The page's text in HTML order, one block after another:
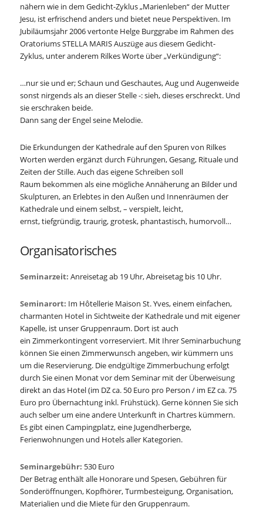
nähern wie in dem Gedicht-Zyklus „Marienleben“ der Mutter
Jesu, ist erfrischend anders und bietet neue Perspektiven. Im
Jubiläumsjahr 2006 vertonte Helge Burggrabe im Rahmen des
Oratoriums STELLA MARIS Auszüge aus diesem Gedicht-
Zyklus, unter anderem Rilkes Worte über „Verkündigung“:
…nur sie und er; Schaun und Geschautes, Aug und Augenweide
sonst nirgends als an dieser Stelle -: sieh, dieses erschreckt. Und
sie erschraken beide.
Dann sang der Engel seine Melodie.
Die Erkundungen der Kathedrale auf den Spuren von Rilkes
Worten werden ergänzt durch Führungen, Gesang, Rituale und
Zeiten der Stille. Auch das eigene Schreiben soll
Raum bekommen als eine mögliche Annäherung an Bilder und
Skulpturen, an Erlebtes in den Außen und Innenräumen der
Kathedrale und einem selbst, – verspielt, leicht,
ernst, tiefgründig, traurig, grotesk, phantastisch, humorvoll…
Organisatorisches
Seminarzeit: Anreisetag ab 19 Uhr, Abreisetag bis 10 Uhr.
Seminarort: Im Hôtellerie Maison St. Yves, einem einfachen,
charmanten Hotel in Sichtweite der Kathedrale und mit eigener
Kapelle, ist unser Gruppenraum. Dort ist auch
ein Zimmerkontingent vorreserviert. Mit Ihrer Seminarbuchung
können Sie einen Zimmerwunsch angeben, wir kümmern uns
um die Reservierung. Die endgültige Zimmerbuchung erfolgt
durch Sie einen Monat vor dem Seminar mit der Überweisung
direkt an das Hotel (im DZ ca. 50 Euro pro Person / im EZ ca. 75
Euro pro Übernachtung inkl. Frühstück). Gerne können Sie sich
auch selber um eine andere Unterkunft in Chartres kümmern.
Es gibt einen Campingplatz, eine Jugendherberge,
Ferienwohnungen und Hotels aller Kategorien.
Seminargebühr: 530 Euro
Der Betrag enthält alle Honorare und Spesen, Gebühren für
Sonderöffnungen, Kopfhörer, Turmbesteigung, Organisation,
Materialien und die Miete für den Gruppenraum.